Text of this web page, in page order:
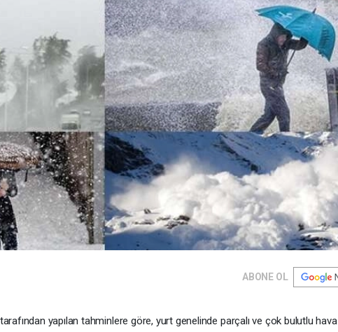
ABONE OL
yapılan tahminlere göre, yurt genelinde parçalı ve çok bulutlu hava